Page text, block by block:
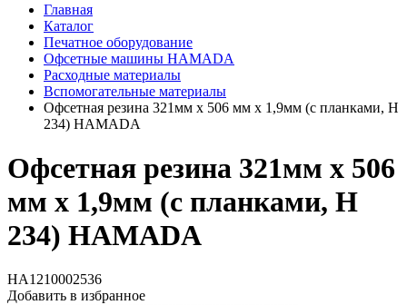
Главная
Каталог
Печатное оборудование
Офсетные машины HAMADA
Расходные материалы
Вспомогательные материалы
Офсетная резина 321мм x 506 мм x 1,9мм (с планками, H
234) HAMADA
Офсетная резина 321мм x 506
мм x 1,9мм (с планками, H
234) HAMADA
HA1210002536
Добавить в избранное